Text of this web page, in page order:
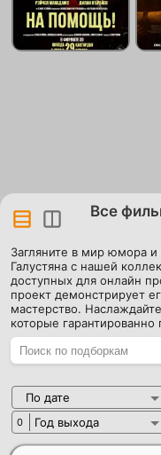
Все
Загляните в мир юмора
Галустяна с нашей
доступных для онлайн
проект демонстрирует
мастерство.
которые
По дате
0 Год выхода